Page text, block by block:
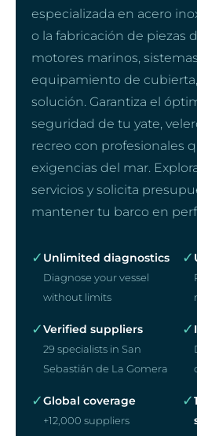
especializada en acero
o la fabricación de piezas
motores marinos,
equipamiento de
solución. Garantiza el
seguridad de tu yate,
recreo con profesionales
exigencias del mar.
servicios y solicita
mantener tu barco en
✓ Unlimited diagnostics
Diagnose your vessel
without limits
✓
✓Verified suppliers
29 specialists in San
Sebastián de La Gomera
✓
✓Global coverage
+12,000 suppliers
✓